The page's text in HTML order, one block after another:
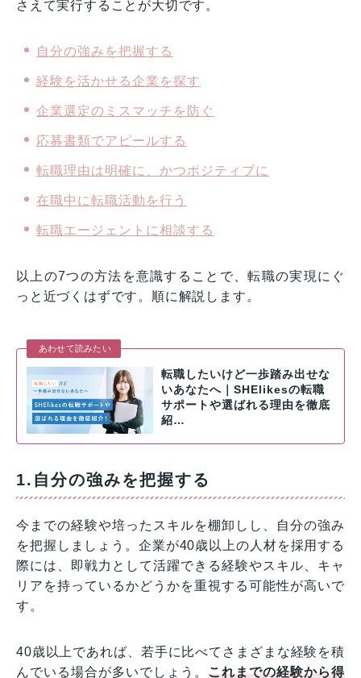
さえて実行することが大切です。
自分の強みを把握する
経験を活かせる企業を探す
企業選定のミスマッチを防ぐ
応募書類でアピールする
転職理由は明確に、かつポジティブに
在職中に転職活動を行う
転職エージェントに相談する
以上の7つの方法を意識することで、転職の実現にぐ
っと近づくはずです。順に解説します。
あわせて読みたい
転職したいけど一歩踏み出せな
いあなたへ｜SHElikesの転職
サポートや選ばれる理由を徹底
紹…
1.自分の強みを把握する
今までの経験や培ったスキルを棚卸しし、自分の強み
を把握しましょう。企業が40歳以上の人材を採用する
際には、即戦力として活躍できる経験やスキル、キャ
リアを持っているかどうかを重視する可能性が高いで
す。
40歳以上であれば、若手に比べてさまざまな経験を積
んでいる場合が多いでしょう。これまでの経験から得